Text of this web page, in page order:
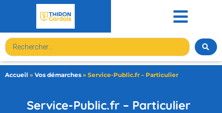
Accueil » Vos démarches » Service-Public.fr – Particulier
Service-Public.fr – Particulier